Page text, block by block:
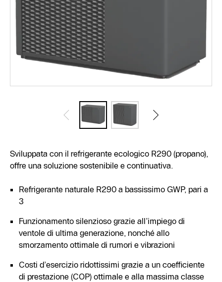
Sviluppata con il refrigerante ecologico R290 (propano),
offre una soluzione sostenibile e continuativa.
Refrigerante naturale R290 a bassissimo GWP, pari a
3
Funzionamento silenzioso grazie all’impiego di
ventole di ultima generazione, nonché allo
smorzamento ottimale di rumori e vibrazioni
Costi d’esercizio ridottissimi grazie a un coefficiente
di prestazione (COP) ottimale e alla massima classe